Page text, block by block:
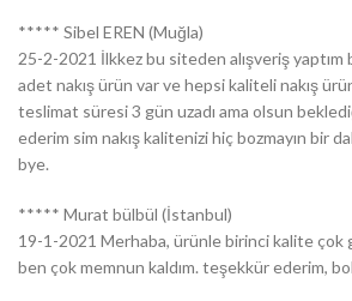
***** Sibel EREN (Muğla)
25-2-2021 İlkkez bu siteden alışveriş
adet nakış ürün var ve hepsi kaliteli nakış
teslimat süresi 3 gün uzadı ama olsun
ederim sim nakış kalitenizi hiç bozmayın bir
bye.
***** Murat bülbül (İstanbul)
19-1-2021 Merhaba, ürünle birinci kalite çok
ben çok memnun kaldım. teşekkür ederim,